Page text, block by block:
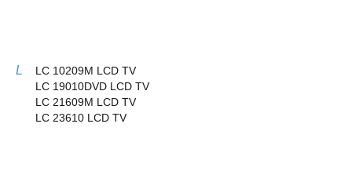
L
LC 10209M LCD TV
LC 19010DVD LCD TV
LC 21609M LCD TV
LC 23610 LCD TV